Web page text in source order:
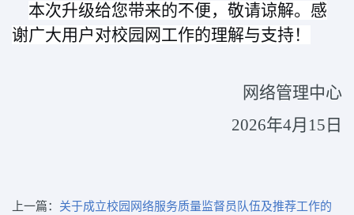
本次升级给您带来的不便，敬请谅解。感
谢广大用户对校园网工作的理解与支持！
网络管理中心
2026年4月 15 日
上一篇： 关于成立校园网络服务质量监督员队伍及推荐工作的